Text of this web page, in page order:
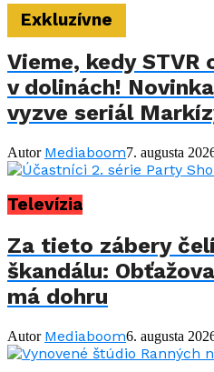
Exkluzívne
Vieme, kedy
v dolinách!
vyzve seriál
Autor Mediaboom7. augusta
Televízia
Za tieto zábery
škandálu:
má dohru
Autor Mediaboom6. augusta